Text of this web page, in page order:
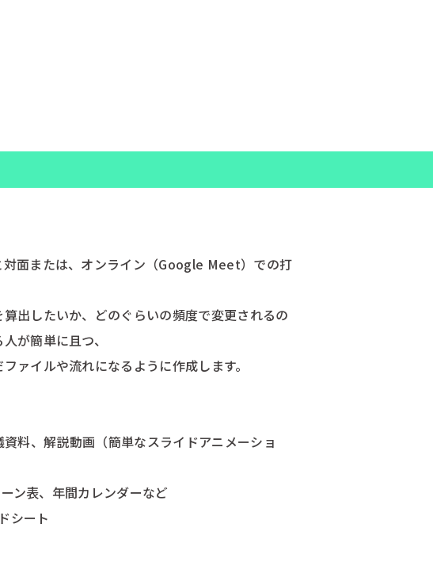
対面または、オンライン（Google Meet）での打
出したいか、どのぐらいの頻度で変更されるの
が簡単に且つ、
ァイルや流れになるように作成します。
料、解説動画（簡単なスライドアニメーショ
ン表、年間カレンダーなど
シート